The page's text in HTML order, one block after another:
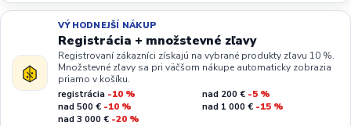
VÝHODNEJŠÍ NÁKUP
Registrácia + množstevné zľavy
Registrovaní zákazníci získajú na vybrané produkty zľavu 10 %.
Množstevné zľavy sa pri väčšom nákupe automaticky zobrazia
priamo v košíku.
registrácia -10 % nad 200 € -5 %
nad 500 € -10 % nad 1 000 € -15 %
nad 3 000 € -20 %